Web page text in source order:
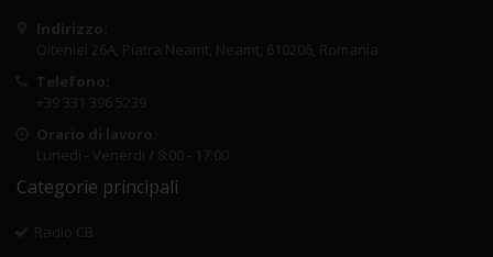
Indirizzo:
Olteniei 26A, Piatra Neamt, Neamt, 610206, Romania
Telefono:
+39 331 396 5239
Orario di lavoro:
Lunedi - Venerdi / 8:00 - 17:00
Categorie principali
Radio CB